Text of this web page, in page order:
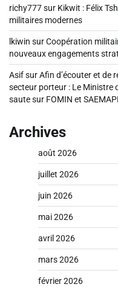
richy777sur Kikwit : Félix
militaires modernes
lkiwin surCoopération
nouveaux engagements
AsifsurAfin d’écouter et de
secteur porteur : Le Ministre
saute sur FOMIN et
Archives
août 2026
juillet 2026
juin 2026
mai 2026
avril 2026
mars 2026
février 2026